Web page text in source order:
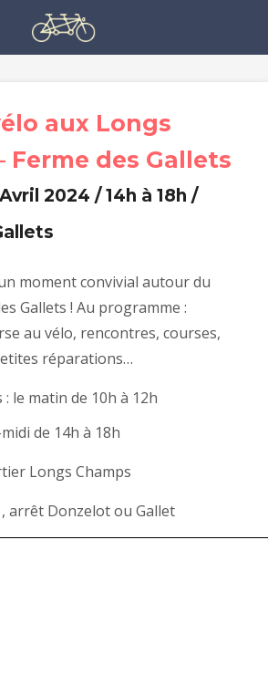
aux Longs
Ferme des Gallets
2024 / 14h à 18h /
moment convivial autour du
Gallets ! Au programme :
au vélo, rencontres, courses,
réparations…
le matin de 10h à 12h
de 14h à 18h
Longs Champs
arrêt Donzelot ou Gallet